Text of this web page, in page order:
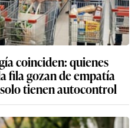
coinciden: quienes
fila gozan de empatía
tienen autocontrol